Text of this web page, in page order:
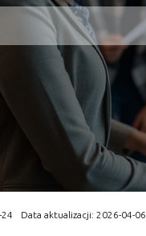
Data aktualizacji: 2026-04-06